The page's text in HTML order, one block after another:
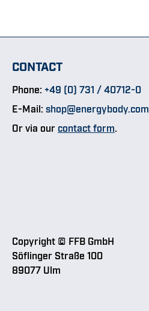
CONTACT
Phone: +49 (0) 731 / 40712-0
E-Mail: shop@energybody.com
Or via our contact form.
Copyright © FFB GmbH
Söflinger Straße 100
89077 Ulm